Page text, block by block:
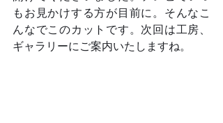
もお見かけする方が目前に。そんなこ
んなでこのカットです。次回は工房、